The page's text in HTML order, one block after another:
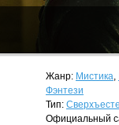
Жанр: Мистика,
Фэнтези
Тип:
Официальный